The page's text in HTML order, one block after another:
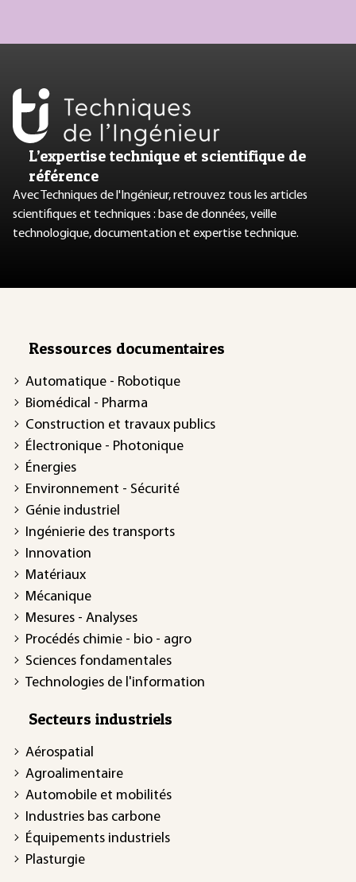
L’expertise technique et scientifique de
référence
Avec Techniques de l'Ingénieur, retrouvez tous les articles
scientifiques et techniques : base de données, veille
technologique, documentation et expertise technique.
Ressources documentaires
Automatique - Robotique
Biomédical - Pharma
Construction et travaux publics
Électronique - Photonique
Énergies
Environnement - Sécurité
Génie industriel
Ingénierie des transports
Innovation
Matériaux
Mécanique
Mesures - Analyses
Procédés chimie - bio - agro
Sciences fondamentales
Technologies de l'information
Secteurs industriels
Aérospatial
Agroalimentaire
Automobile et mobilités
Industries bas carbone
Équipements industriels
Plasturgie